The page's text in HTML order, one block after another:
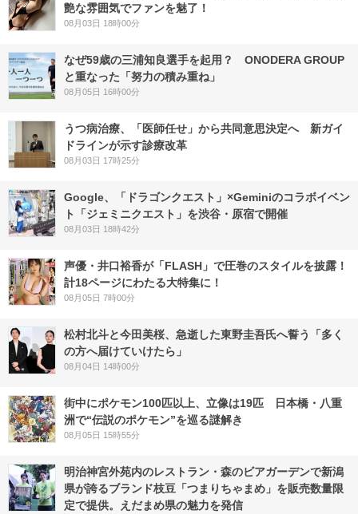
艶な雰囲気でファンを魅了！
08月03日 18時00分
なぜ59歳の三浦知良選手を起用？ ONODERA GROUP
と重なった「努力の積み重ね」
08月05日 16時00分
うつ病治療、「医師任せ」から共同意思決定へ 新ガイ
ドラインが示す診療改革
08月03日 17時25分
Google、「ドラゴンクエスト」×Geminiのコラボイベン
ト「ジェミニクエスト」を渋谷・原宿で開催
08月03日 18時42分
声優・井口裕香が「FLASH」で圧巻のスタイルを披露！
計18ページにわたる大特集に！
08月05日 7時00分
松村北斗と今田美桜、急逝した東野圭吾氏へ誓う「多く
の方へ届けていけたら」
08月04日 14時00分
街中にポケモン100匹以上、立像は19匹 日本橋・八重
洲で“伝説のポケモン”を巡る謎解き
08月05日 15時55分
明治神宮外苑内のレストラン・森のビアガーデンで新潟
県が誇るブランド枝豆「つまりちゃまめ」を販売数量限
定で提供。えだまめ県の魅力を発信